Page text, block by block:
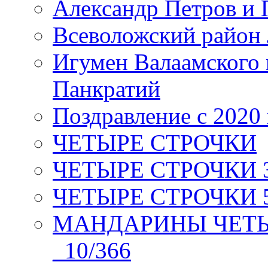
Александр Петров и
Всеволожский район
Игумен
Панкратий
Поздравление с 2020
ЧЕТЫРЕ СТРОЧКИ
ЧЕТЫРЕ СТРОЧКИ 3
ЧЕТЫРЕ СТРОЧКИ 5
МАНДАРИНЫ
_10/366